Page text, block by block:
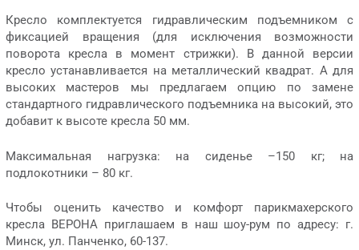
Кресло комплектуется гидравлическим подъемником с
фиксацией вращения (для исключения возможности
поворота кресла в момент стрижки). В данной версии
кресло устанавливается на металлический квадрат. А для
высоких мастеров мы предлагаем опцию по замене
стандартного гидравлического подъемника на высокий, это
добавит к высоте кресла 50 мм.
Максимальная нагрузка: на сиденье –150 кг; на
подлокотники – 80 кг.
Чтобы оценить качество и комфорт парикмахерского
кресла ВЕРОНА приглашаем в наш шоу-рум по адресу: г.
Минск, ул. Панченко, 60-137.